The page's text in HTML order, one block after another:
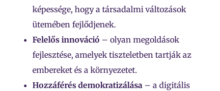
képessége, hogy a társadalmi változások
ütemében fejlődjenek.
Felelős innováció – olyan megoldások
fejlesztése, amelyek tiszteletben tartják az
embereket és a környezetet.
Hozzáférés demokratizálása – a digitális